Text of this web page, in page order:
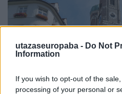
utazaseuropaba - Do Not
Information
If you wish to opt-out of the
processing of your personal or